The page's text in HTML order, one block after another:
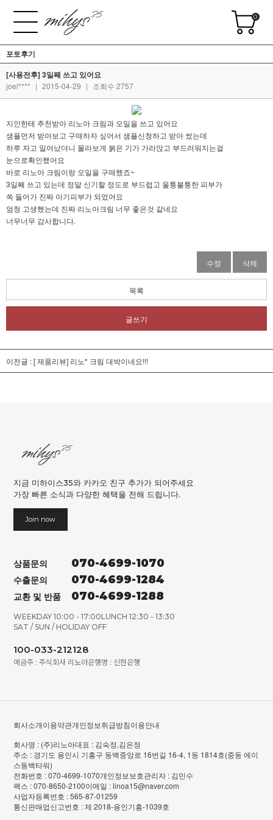
0
포토후기
[사용전후] 3일째 쓰고 있어요
joel**** | 2015-04-29 | 조회수 2757
지인한테 추천받아 리노아 크림과 오일을 쓰고 있어요
샘플먼저 받아보고 구매하자 싶어서 샘플신청하고 받아 썼는데
하루 자고 일어났더니 몰라보게 붉은 기가 가라앉고 부드러워지는걸
눈으로확인했어요
바로 리노아 크림이랑 오일을 구매했죠~
3일째 쓰고 있는데 정말 신기할 정도로 부드럽고 울퉁불퉁한 피부가
쏙 들어가 진짜 아기피부가 되었어요
엄청 고생했는데 진짜 리노아크림 너무 좋은것 같네요
너무너무 감사합니다.
수정 삭제
목록
글쓰기
이전글 :[ 제품리뷰] 리노* 크림 대박이네요!!!
지금 미하이스35와 카카오 친구 추가가 되어주세요
가장 빠른 소식과 다양한 혜택을 전해 드립니다.
Join now
상품문의 070-4699-1070
수출문의 070-4699-1284
교환 및 반품 070-4699-1288
WEEKDAY 10:00 - 17:00LUNCH 12:30 - 13:30
SAT / SUN / HOLIDAY OFF
100-033-212128
예금주 : 주식회사 리노아은행명 : 신한은행
회사소개이용약관개인정보취급방침이용안내
회사명 : (주)리노아대표 : 김숙정,김은정
주소 : 경기도 용인시 기흥구 동백중앙로 16번길 16-4, 1동 1814호(중동 에이
스동백타워)
전화번호 : 070-4699-1070개인정보보호관리자 : 김민수
팩스 : 070-8650-2100이메일 : linoa15@naver.com
사업자등록번호 : 565-87-01259
통신판매업신고번호 : 제 2018-용인기흥-1039호